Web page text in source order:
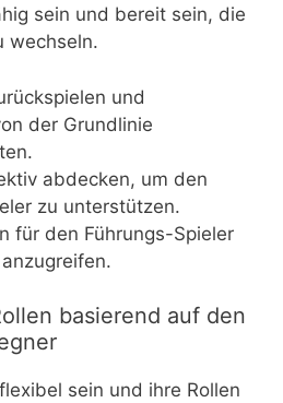
sein und bereit sein, die
wechseln.
und
der Grundlinie
abdecken, um den
zu unterstützen.
für den Führungs-Spieler
basierend auf den
sein und ihre Rollen